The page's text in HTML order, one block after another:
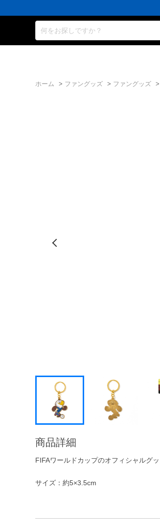
何をお探しですか？
ホーム > ファングッズ > ファングッズ >
商品詳細
FIFAワールドカップのオフィシャルグ
サイズ：約5×3.5cm